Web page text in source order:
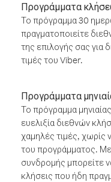
Προγράμματα
Το πρόγραμμα 30
πραγματοποιείτε
της επιλογής σας για
τιμές του Viber.
Προγράμματα
Το πρόγραμμα
ευελιξία διεθνών
χαμηλές τιμές, χωρίς
του προγράμματος.
συνδρομής μπορείτε
κλήσεις που ήδη